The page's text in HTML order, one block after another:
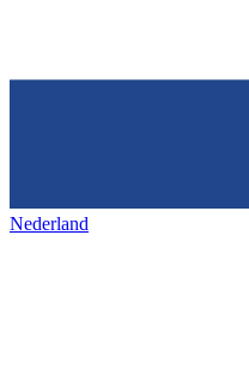
Nederland